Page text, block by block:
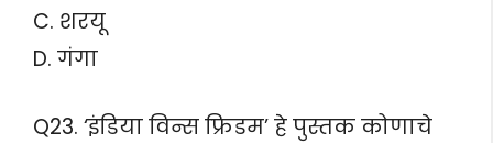
C. शरयू
D. गंगा
Q23. ‘इंडिया विन्स फ्रिडम’ हे पुस्तक कोणाचे